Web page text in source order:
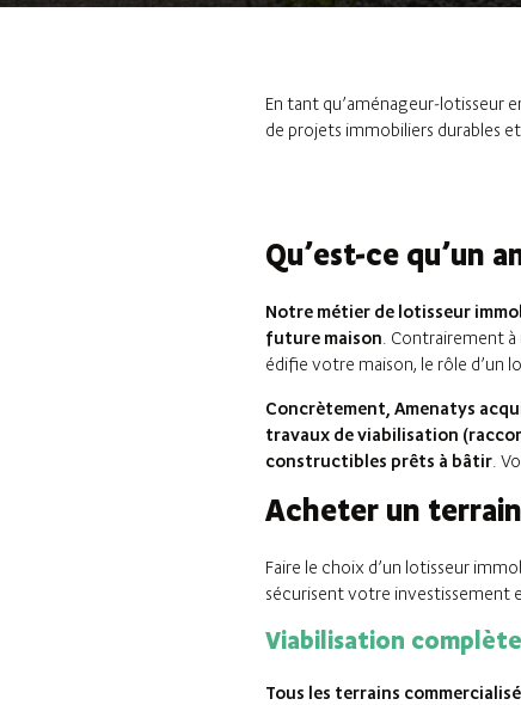
En tant qu’aménageur-lotisseur
de projets immobiliers durables
Qu’est-ce qu’un
Notre métier de lotisseur
future maison. Contrairement
édifie votre maison, le rôle d’un
Concrètement, Amenatys
travaux de viabilisation
constructibles prêts à bâtir.
Acheter un
Faire le choix d’un lotisseur
sécurisent votre
Viabilisation
Tous les terrains